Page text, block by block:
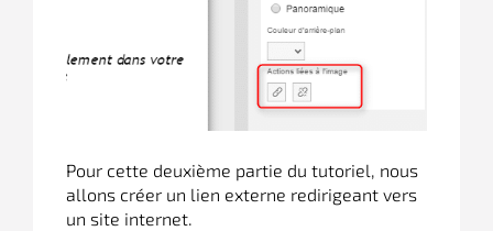
Pour cette deuxième partie du tutoriel, nous
allons créer un lien externe redirigeant vers
un site internet.